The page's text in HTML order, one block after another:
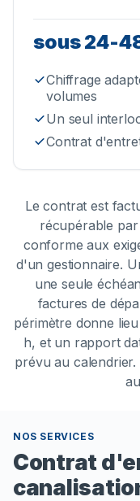
sous 24-
Chiffrage
volumes
Un seul
Contrat
Le contrat est
récupérable
conforme aux
d'un gestionnaire.
une seule
factures de
périmètre donne
h, et un rapport
prévu au calendrier.
au
NOS SERVICES
Contrat